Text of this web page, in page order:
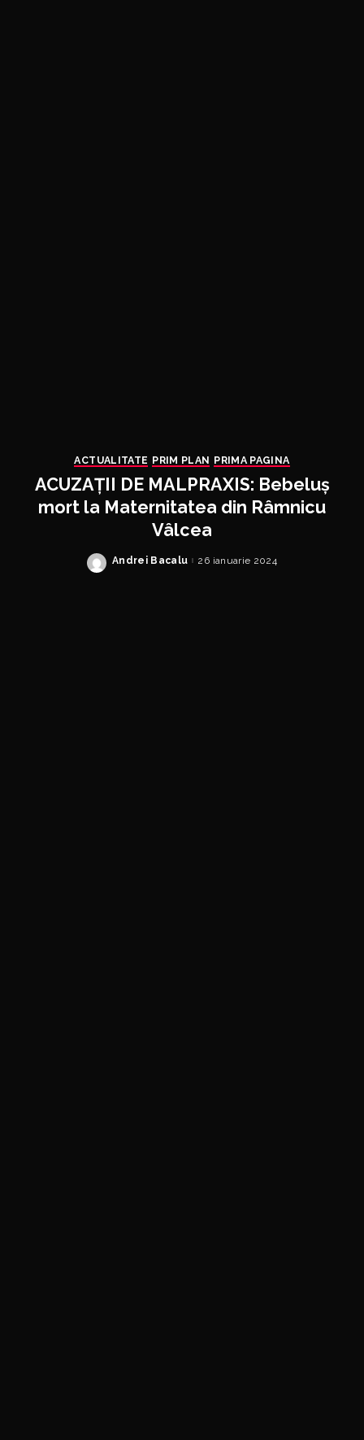
ACTUALITATE PRIM PLAN PRIMA PAGINA
ACUZAȚII DE MALPRAXIS: Bebeluș
mort la Maternitatea din Râmnicu
Vâlcea
Posted
Andrei Bacalu 26 ianuarie 2024